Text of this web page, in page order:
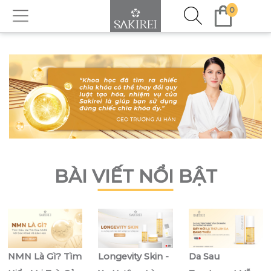
0
BÀI VIẾT NỔI BẬT
NMN Là Gì? Tìm
Longevity Skin -
Da Sau